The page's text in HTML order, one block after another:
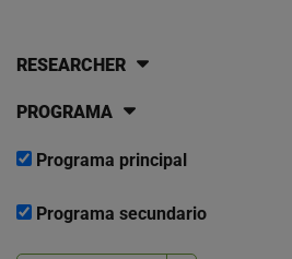
RESEARCHER
PROGRAMA
Programa principal
Programa secundario